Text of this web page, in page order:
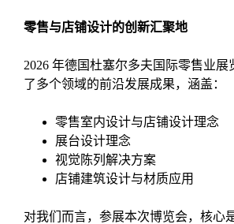
零售与店铺设计的创新汇聚地
2026 年德国杜塞尔多夫国际零售业展
了多个领域的前沿发展成果，涵盖：
零售室内设计与店铺设计理念
展台设计理念
视觉陈列解决方案
店铺建筑设计与材质应用
对我们而言，参展本次博览会，核心